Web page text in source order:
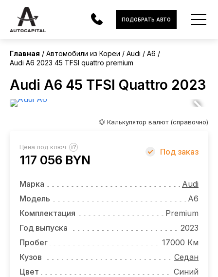
АВТОМОБИЛИ
ЭЛЕКТРОМОБИЛИ
УСЛУГИ
НОВОСТИ
ОТЗЫВЫ
ВАКАНСИИ
О КОМПАНИИ
ПОДОБРАТЬ АВТО
Главная Автомобили из Кореи Audi
A6
Audi A6 2023 45 TFSI quattro premium
Audi A6 45 TFSI Quattro 2023
Корея
💱 Калькулятор валют (справочно)
Цена под ключ ?
117 056 BYN
Под заказ
Марка
Audi
Модель
A6
Комплектация
Premium
Год выпуска
2023
Пробег
17000 Км
Кузов
Седан
Цвет
Синий